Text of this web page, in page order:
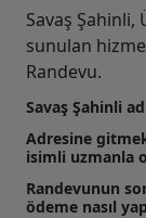
Savaş Şahinli,
sunulan
Randevu.
Savaş Şahinli
Adresine
isimli uzmanla
Randevunun
ödeme nasıl